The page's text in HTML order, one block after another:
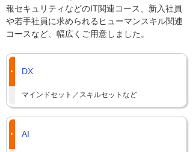
報セキュリティなどのIT関連コース、新入社員
や若手社員に求められるヒューマンスキル関連
コースなど、幅広くご用意しました。
DX
マインドセット／スキルセットなど
AI